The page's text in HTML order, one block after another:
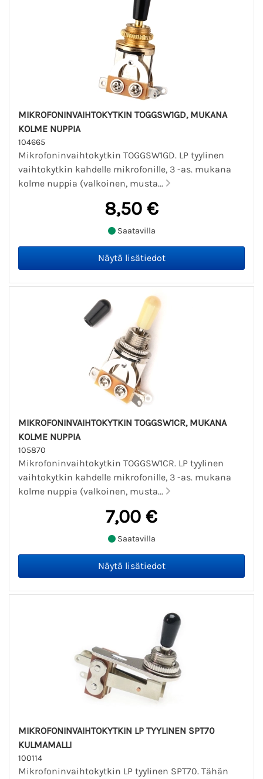
MIKROFONINVAIHTOKYTKIN TOGGSW1GD, MUKANA
KOLME NUPPIA
104665
Mikrofoninvaihtokytkin TOGGSW1GD. LP tyylinen
vaihtokytkin kahdelle mikrofonille, 3 -as. mukana
kolme nuppia (valkoinen, musta...
8,50 €
Saatavilla
MIKROFONINVAIHTOKYTKIN TOGGSW1CR, MUKANA
KOLME NUPPIA
105870
Mikrofoninvaihtokytkin TOGGSW1CR. LP tyylinen
vaihtokytkin kahdelle mikrofonille, 3 -as. mukana
kolme nuppia (valkoinen, musta...
7,00 €
Saatavilla
MIKROFONINVAIHTOKYTKIN LP TYYLINEN SPT70
KULMAMALLI
100114
Mikrofoninvaihtokytkin LP tyylinen SPT70. Tähän